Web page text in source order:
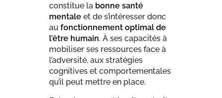
constitue la bonne santé
mentaleet de s’intéresser donc
au fonctionnement optimal de
l’être humain. À ses capacités à
mobiliser ses ressources face à
l’adversité, aux stratégies
cognitives et comportementales
qu’il peut mettre en place.